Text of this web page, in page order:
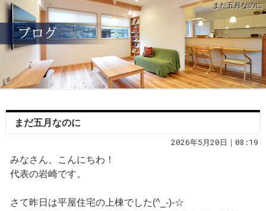
まだ五月なのに
まだ五月なのに
2026年5月20日｜08:19
みなさん、こんにちわ！
代表の岩崎です。
さて昨日は平屋住宅の上棟でした(^_-)-☆